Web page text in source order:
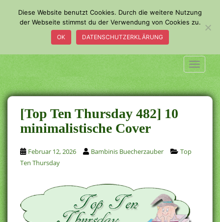
a
i
n
c
o
n
t
e
n
t
[Top Ten Thursday 482] 10
minimalistische Cover
Februar 12, 2026 Bambinis Buecherzauber
Top
Ten Thursday
Diese Website benutzt Cookies. Durch die weitere Nutzung
der Webseite stimmst du der Verwendung von Cookies zu.
OK DATENSCHUTZERKLÄRUNG